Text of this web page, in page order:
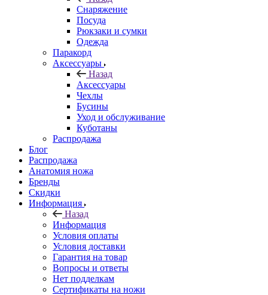
Снаряжение
Посуда
Рюкзаки и сумки
Одежда
Паракорд
Аксессуары
Назад
Аксессуары
Чехлы
Бусины
Уход и обслуживание
Куботаны
Распродажа
Блог
Распродажа
Анатомия ножа
Бренды
Скидки
Информация
Назад
Информация
Условия оплаты
Условия доставки
Гарантия на товар
Вопросы и ответы
Нет подделкам
Сертификаты на ножи